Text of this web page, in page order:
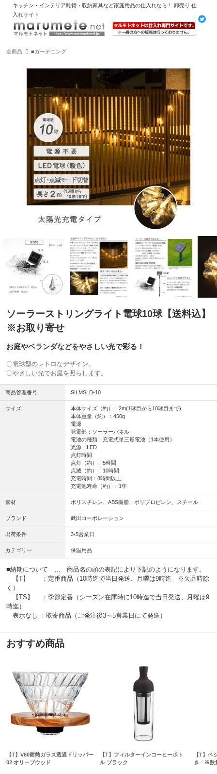
キッチン・インテリア雑貨・収納家具など家庭用品の仕入れなら！ 卸売り 仕
入れサイト
全商品 ■ガーデニング
ソーラーストリングライト電球10球【送料込】
※お取り寄せ
お庭やベランダなどをやさしい光で彩る！
〇電球型のレトロなデザイン。
〇やさしい光でお庭を照らします。
商品管理番号 SILMSLD-10
サイズ
本体サイズ（約）：2m(1球目から10球目まで)
本体重量（約）：450g
電源
発電部：ソーラーパネル
電池の種類：充電式単三形電池（1本使用）
光源：LED
点灯時間
点灯（約）：5時間
点滅（約）：10時間
充電時間：8時間以上
充電池寿命（約）：1年
素材 ポリスチレン、ABS樹脂、ポリプロピレン、スチール
ブランド 武田コーポレーション
出荷条件 3-5営業日
カテゴリー 保温用品
■納期について … 商品名の頭の表記により下記のようになります。
【T】 ：定番商品（10時迄で当日発送、月曜は9時迄 ※欠品時除
く）
【TS】 ：季節定番（シーズン在庫時に10時迄で当日発送、月曜は9
時迄）
表示なし ：取寄商品（ご発注後3～5営業日にて発送）
おすすめ商品
【T】V60耐熱ガラス透過ドリッパー
02 オリーブウッド
【T】フィルターインコーヒーボト
ル ブラック
【T】ベ
き ※数